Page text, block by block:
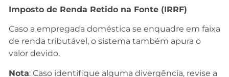
Imposto de Renda Retido na Fonte (IRRF)
Caso a empregada doméstica se enquadre em faixa
de renda tributável, o sistema também apura o
valor devido.
Nota: Caso identifique alguma divergência, revise a